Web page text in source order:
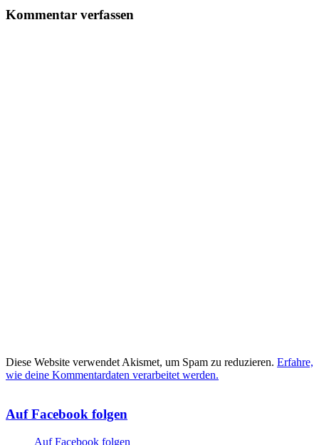
Kommentar verfassen
Diese Website verwendet Akismet, um Spam zu reduzieren. Erfahre,
wie deine Kommentardaten verarbeitet werden.
Auf Facebook folgen
Auf Facebook folgen